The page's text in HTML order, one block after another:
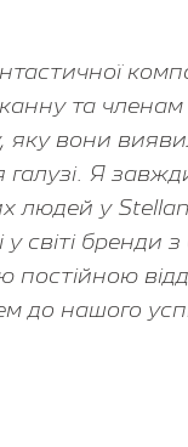
та членам
яку вони
галузі. Я
людей у
світі бренди з
постійною
до нашого